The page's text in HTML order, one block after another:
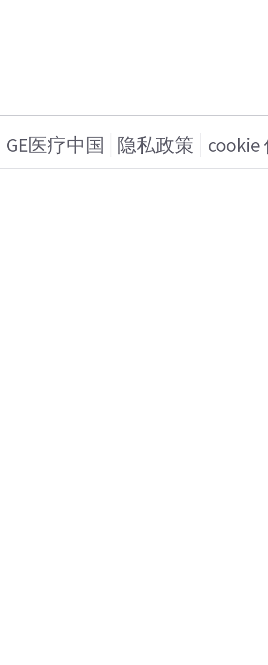
GE医疗中国 隐私政策 cookie